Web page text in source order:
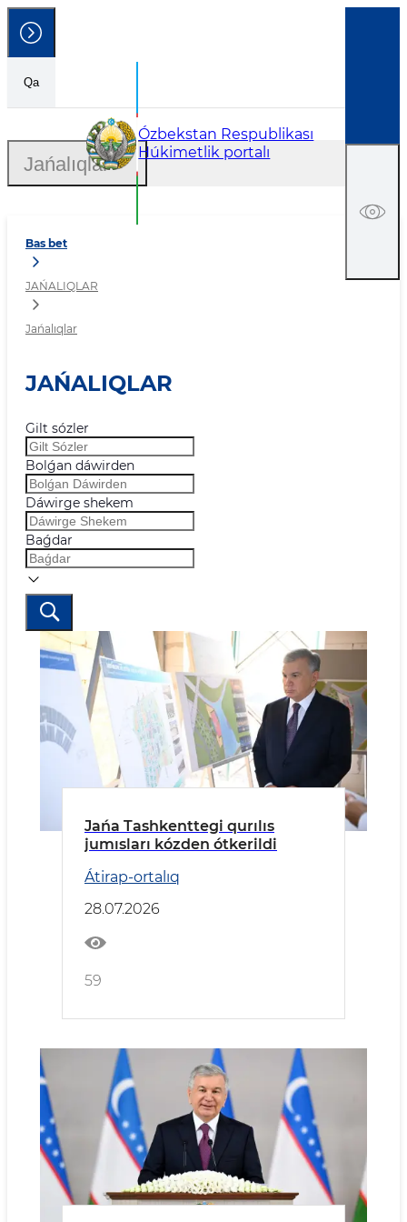
Qa
Ózbekstan Respublikası
Húkimetlik portalı
Jańalıqlar
Bas bet
JAŃALIQLAR
Jańalıqlar
JAŃALIQLAR
Gilt sózler
Bolǵan dáwirden
Dáwirge shekem
Baǵdar
Jańa Tashkenttegi qurılıs
jumısları kózden ótkerildi
Átirap-ortalıq
28.07.2026
59
Jańalıqlar